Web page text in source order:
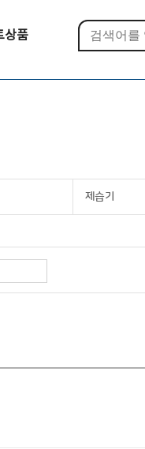
상품
제습기